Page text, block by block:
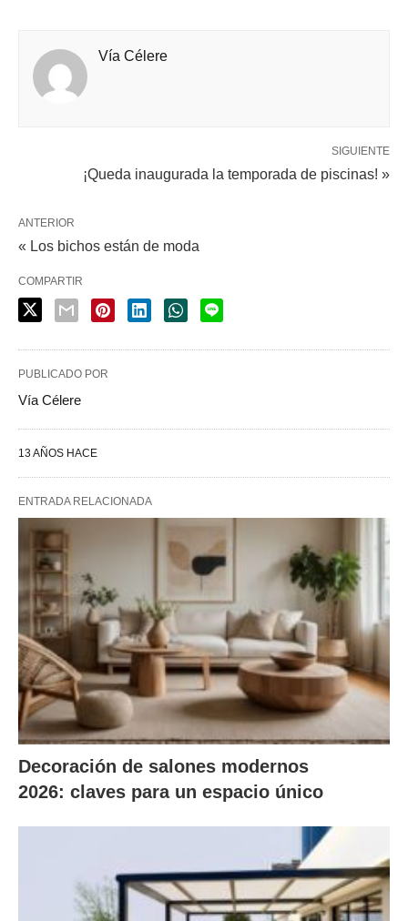
Vía Célere
SIGUIENTE
¡Queda inaugurada la temporada de piscinas! »
ANTERIOR
« Los bichos están de moda
COMPARTIR
PUBLICADO POR
Vía Célere
13 AÑOS HACE
ENTRADA RELACIONADA
Decoración de salones modernos
2026: claves para un espacio único